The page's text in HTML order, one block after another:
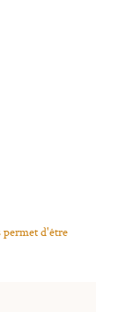
permet d'être